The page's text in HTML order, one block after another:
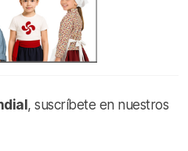
, suscríbete en nuestros